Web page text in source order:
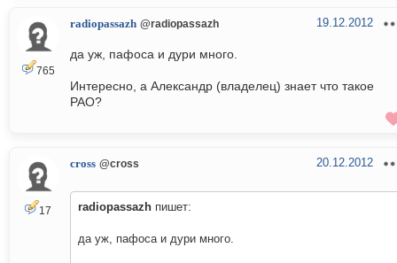
765
radiopassazh @radiopassazh 19.12.2012
да уж, пафоса и дури много.
Интересно, а Александр (владелец) знает что такое
РАО?
17
cross @cross 20.12.2012
radiopassazh пишет:
да уж, пафоса и дури много.